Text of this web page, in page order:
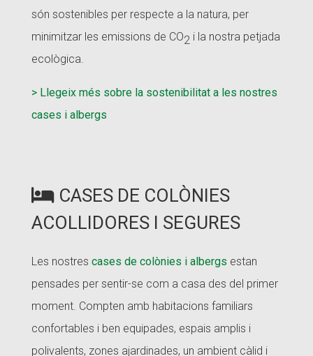
són sostenibles per respecte a la natura, per
minimitzar les emissions de CO2 i la nostra petjada
ecològica.
> Llegeix més sobre la sostenibilitat a les nostres
cases i albergs
CASES DE COLÒNIES
ACOLLIDORES I SEGURES
Les nostres cases de colònies i albergs estan
pensades per sentir-se com a casa des del primer
moment. Compten amb habitacions familiars
confortables i ben equipades, espais amplis i
polivalents, zones ajardinades, un ambient càlid i